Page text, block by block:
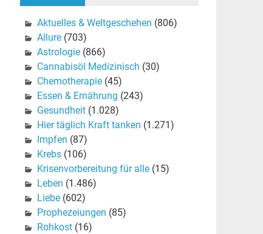
Aktuelles & Weltgeschehen (806)
Allure(703)
Astrologie(866)
Cannabisöl Medizinisch (30)
Chemotherapie(45)
Essen & Ernährung (243)
Gesundheit(1.028)
Hier täglich Kraft tanken (1.271)
Impfen (87)
Krebs(106)
Krisenvorbereitung für alle(15)
Leben (1.486)
Liebe(602)
Prophezeiungen (85)
Rohkost(16)